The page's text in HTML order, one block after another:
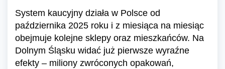
System kaucyjny działa w Polsce od
października 2025 roku i z miesiąca na miesiąc
obejmuje kolejne sklepy oraz mieszkańców. Na
Dolnym Śląsku widać już pierwsze wyraźne
efekty – miliony zwróconych opakowań,